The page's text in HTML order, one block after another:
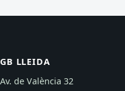
GB LLEIDA
Av. de València 32